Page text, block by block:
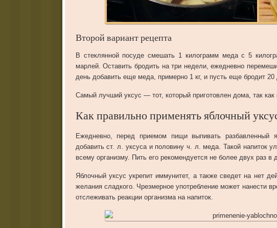
Второй вариант рецепта
В стеклянной посуде смешать 1 килограмм меда с 5
марлей. Оставить бродить на три недели, ежедневно
день добавить еще меда, примерно 1 кг, и пусть еще бродит 20
Самый лучший уксус — тот, который приготовлен дома, так
Как правильно применять яблочный
Ежедневно, перед приемом пищи выпивать
добавить ст. л. уксуса и половину ч. л. меда. Такой напиток
всему организму. Пить его рекомендуется не более двух раз
Яблочный уксус укрепит иммунитет, а также сведет на нет
желания сладкого. Чрезмерное употребление может нанести
отслеживать реакции организма на напиток.